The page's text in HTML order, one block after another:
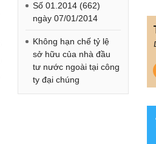
Số 01.2014 (662)
ngày 07/01/2014
Không hạn chế tỷ lệ
sở hữu của nhà đầu
tư nước ngoài tại công
ty đại chúng